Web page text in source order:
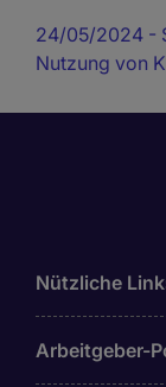
24/05/2024 -
Nutzung von
Nützliche
Arbeitgeber-